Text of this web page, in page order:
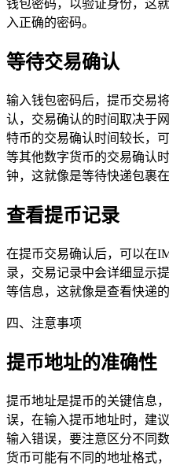
钱包密码，以验证身份，这
入正确的密码。
等待交易确认
输入钱包密码后，提币交易
认，交易确认的时间取决于
特币的交易确认时间较长，
等其他数字货币的交易确认
钟，这就像是等待快递包裹
查看提币记录
在提币交易确认后，可以在
录，交易记录中会详细显示
等信息，这就像是查看快递
四、注意事项
提币地址的准确性
提币地址是提币的关键信息
误，在输入提币地址时，建
输入错误，要注意区分不同
货币可能有不同的地址格式